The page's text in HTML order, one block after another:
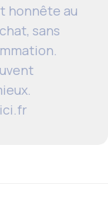
honnête au
sans